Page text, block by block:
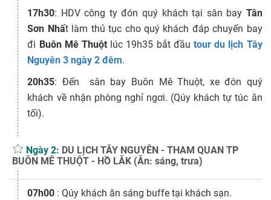
17h30: HDV công ty đón quý khách tại sân bay Tân
Sơn Nhất làm thủ tục cho quý khách đáp chuyến bay
đi Buôn Mê Thuột lúc 19h35 bắt đầu tour du lịch Tây
Nguyên 3 ngày 2 đêm.
20h35: Đến sân bay Buôn Mê Thuột, xe đón quý
khách về nhận phòng nghỉ ngơi. (Qúy khách tự túc ăn
tối).
Ngày 2: DU LỊCH TÂY NGUYÊN - THAM QUAN TP
BUÔN MÊ THUỘT - HỒ LĂK (Ăn: sáng, trưa)
07h00 : Qúy khách ăn sáng buffe tại khách sạn.